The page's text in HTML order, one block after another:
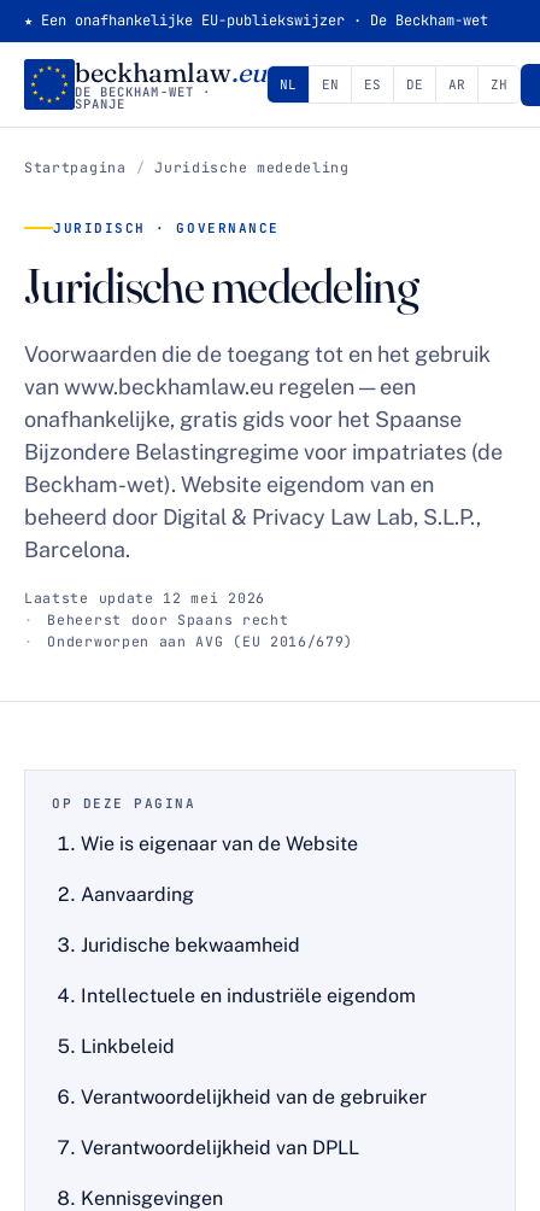
★ Een onafhankelijke EU-publiekswijzer · De Beckham-wet
beckhamlaw.eu
DE BECKHAM-WET ·
SPANJE
NL EN ES DE AR ZH
Startpagina / Juridische mededeling
JURIDISCH · GOVERNANCE
Juridische mededeling
Voorwaarden die de toegang tot en het gebruik
van www.beckhamlaw.eu regelen — een
onafhankelijke, gratis gids voor het Spaanse
Bijzondere Belastingregime voor impatriates (de
Beckham-wet). Website eigendom van en
beheerd door Digital & Privacy Law Lab, S.L.P.,
Barcelona.
Laatste update 12 mei 2026
Beheerst door Spaans recht
Onderworpen aan AVG (EU 2016/679)
OP DEZE PAGINA
Wie is eigenaar van de Website
Aanvaarding
Juridische bekwaamheid
Intellectuele en industriële eigendom
Linkbeleid
Verantwoordelijkheid van de gebruiker
Verantwoordelijkheid van DPLL
Kennisgevingen